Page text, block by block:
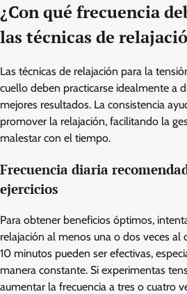
¿Con qué frecuencia
las técnicas de
Las técnicas de relajación para la
cuello deben practicarse idealmente a
mejores resultados. La consistencia
promover la relajación, facilitando la
malestar con el tiempo.
Frecuencia diaria
ejercicios
Para obtener beneficios óptimos,
relajación al menos una o dos veces al
10 minutos pueden ser efectivas,
manera constante. Si experimentas
aumentar la frecuencia a tres o cuatro